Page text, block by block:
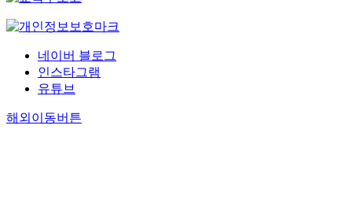
네이버 블로그
인스타그램
유튜브
해외이동버튼